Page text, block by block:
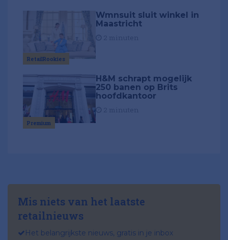
RetailRookies
Wmnsuit sluit winkel in
Maastricht
Premium
H&M schrapt mogelijk
250 banen op Brits
hoofdkantoor
Mis niets van het laatste
retailnieuws
Het belangrijkste nieuws, gratis in je inbox